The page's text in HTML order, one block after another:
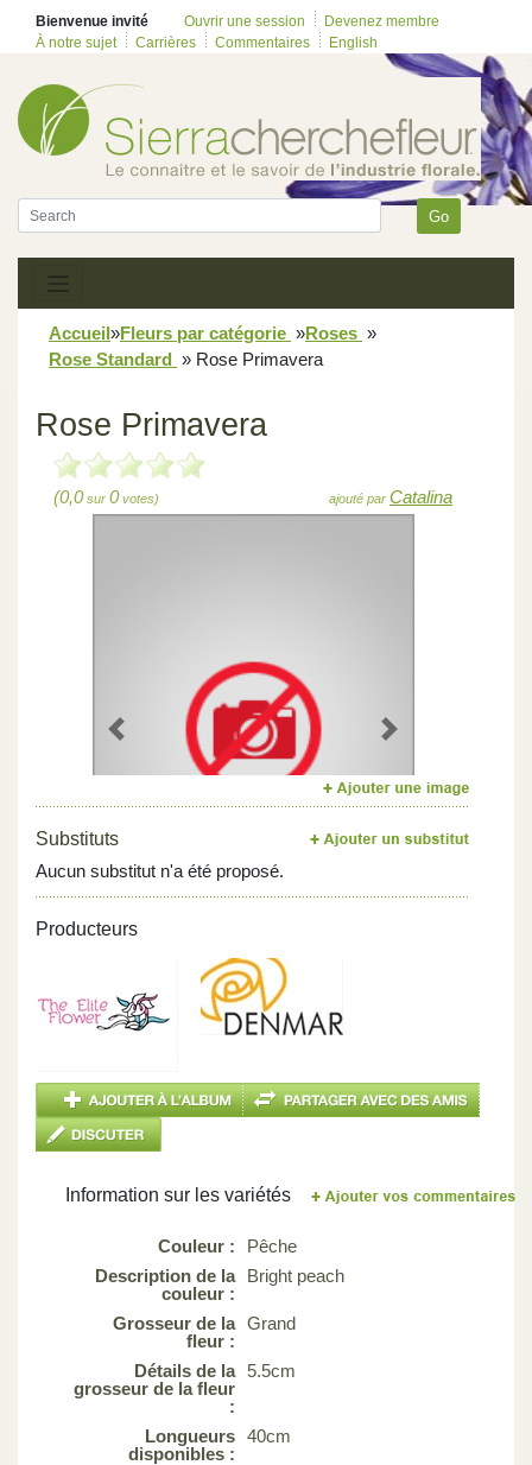
Bienvenue invité Ouvrir une session
Devenez membre
À notre sujet
Carrières Commentaires English
Go
Accueil»Fleurs par catégorie »Roses »
Rose Standard » Rose Primavera
Rose Primavera
(0,0sur 0votes) ajouté par Catalina
Previous Next
Substituts
Aucun substitut n'a été proposé.
Producteurs
Information sur les variétés
Couleur :
Pêche
Description de la
couleur :
Bright peach
Grosseur de la
fleur :
Grand
Détails de la
grosseur de la fleur
:
5.5cm
Longueurs
disponibles :
40cm